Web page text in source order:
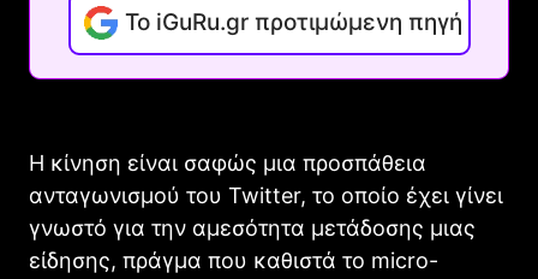
Το iGuRu.gr προτιμώμενη πηγή
Η κίνηση είναι σαφώς μια προσπάθεια
ανταγωνισμού του Twitter, το οποίο έχει γίνει
γνωστό για την αμεσότητα μετάδοσης μιας
είδησης, πράγμα που καθιστά το micro-